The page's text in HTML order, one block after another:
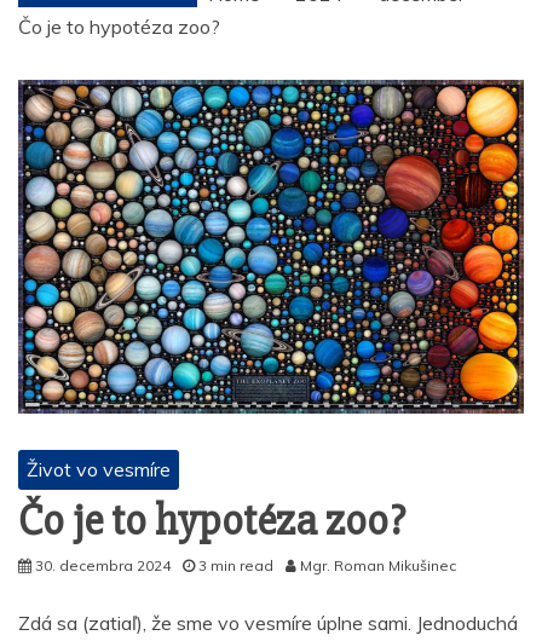
Čo je to hypotéza zoo?
Život vo vesmíre
Čo je to hypotéza zoo?
30. decembra 2024 3 min read Mgr. Roman Mikušinec
Zdá sa (zatiaľ), že sme vo vesmíre úplne sami. Jednoduchá